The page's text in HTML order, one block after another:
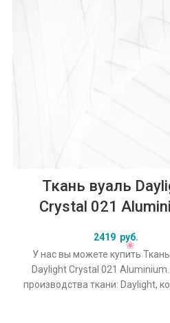
Ткань вуаль
Crystal 021
2419 руб.
У нас вы можете купить
Daylight Crystal 021
производства ткани: Daylight,